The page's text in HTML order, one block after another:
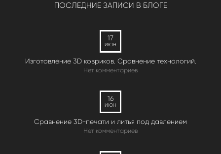
ПОСЛЕДНИЕ ЗАПИСИ В БЛОГЕ
17
ИЮН
Изготовление 3D ковриков. Сравнение технологий.
Нет комментариев
16
ИЮН
Сравнение 3D-печати и литья под давлением
Нет комментариев